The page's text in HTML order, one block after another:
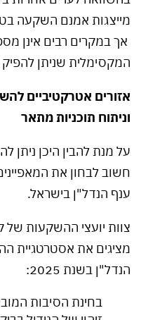
מייצגות אמנם השקעה
אך במקרים רבים אינן
המקסימלית שניתן להפיק
אזורים אטרקטיביים
וניתוח תוכניות מתאר
על מנת להבין היכן ניתן
חשוב לבחון את
ענף הנדל"ן בישראל.
צוות יועצי ההשקעות
מציגים את אסטרטגיית
הנדל"ן בשנת 2025:
בחינת הסיבות